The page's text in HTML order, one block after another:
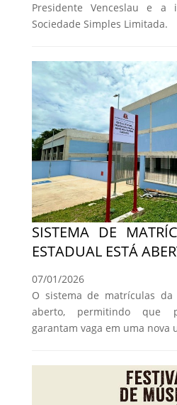
Presidente Venceslau e a
Sociedade Simples Limitada.
SISTEMA DE
ESTADUAL ESTÁ
07/01/2026
O sistema de matrículas
aberto, permitindo que
garantam vaga em uma nova